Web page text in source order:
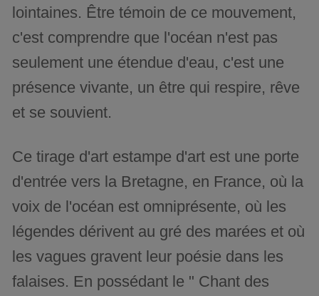
lointaines. Être témoin de ce mouvement,
c'est comprendre que l'océan n'est pas
seulement une étendue d'eau, c'est une
présence vivante, un être qui respire, rêve
et se souvient.
Ce tirage d'art estampe d'art est une porte
d'entrée vers la Bretagne, en France, où la
voix de l'océan est omniprésente, où les
légendes dérivent au gré des marées et où
les vagues gravent leur poésie dans les
falaises. En possédant le " Chant des